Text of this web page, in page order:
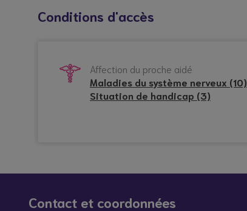
Conditions d'accès
Affection du proche aidé
Maladies du système nerveux (10)
Situation de handicap (3)
Contact et coordonnées